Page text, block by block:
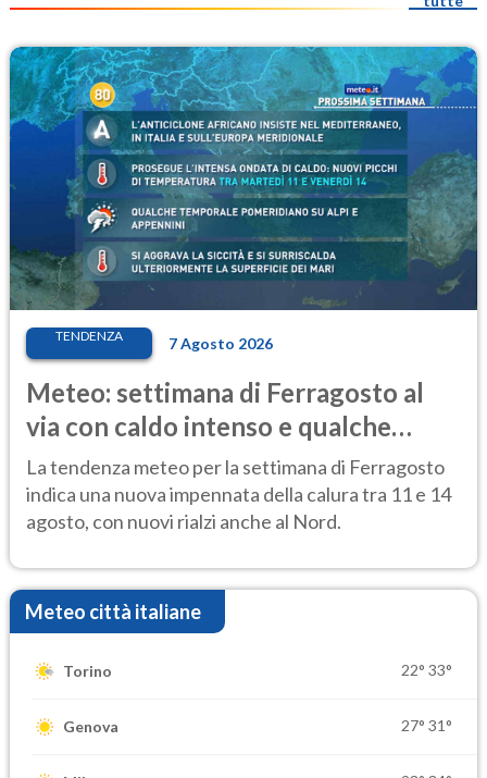
TENDENZA 7 Agosto 2026
Meteo: settimana di Ferragosto al
via con caldo intenso e qualche
temporale
La tendenza meteo per la settimana di Ferragosto
indica una nuova impennata della calura tra 11 e 14
agosto, con nuovi rialzi anche al Nord.
Meteo città italiane
Torino 22° 33°
Genova 27° 31°